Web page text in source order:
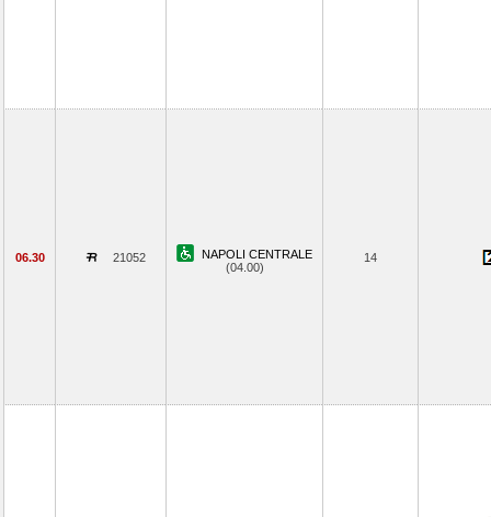
06.30 21052
NAPOLI CENTRALE
(04.00)
14